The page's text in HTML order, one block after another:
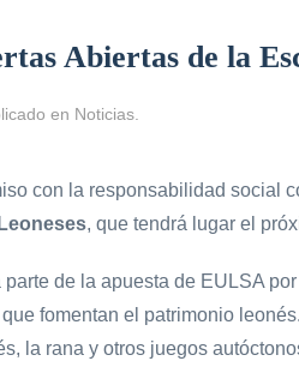
Abiertas de la
en Noticias
con la responsabilidad social
, que tendrá lugar el
de la apuesta de EULSA
fomentan el patrimonio
la rana y otros juegos